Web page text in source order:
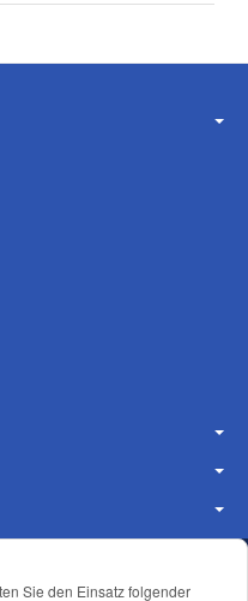
Sie den Einsatz folgender